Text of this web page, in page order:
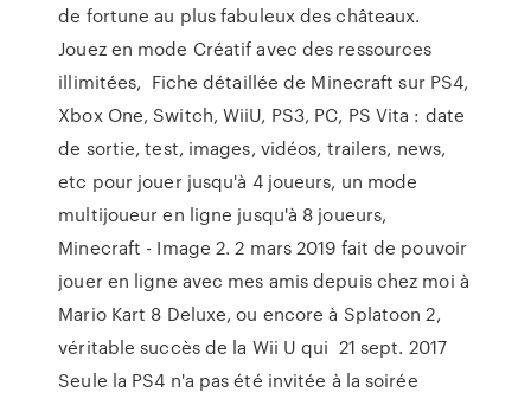
de fortune au plus fabuleux des châteaux.
Jouez en mode Créatif avec des ressources
illimitées, Fiche détaillée de Minecraft sur PS4,
Xbox One, Switch, WiiU, PS3, PC, PS Vita : date
de sortie, test, images, vidéos, trailers, news,
etc pour jouer jusqu'à 4 joueurs, un mode
multijoueur en ligne jusqu'à 8 joueurs,
Minecraft - Image 2. 2 mars 2019 fait de pouvoir
jouer en ligne avec mes amis depuis chez moi à
Mario Kart 8 Deluxe, ou encore à Splatoon 2,
véritable succès de la Wii U qui 21 sept. 2017
Seule la PS4 n'a pas été invitée à la soirée